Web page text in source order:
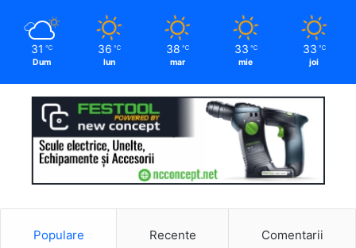
31 ℃
Dum
36 ℃
lun
38 ℃
mar
33 ℃
mie
33 ℃
joi
Populare Recente Comentarii